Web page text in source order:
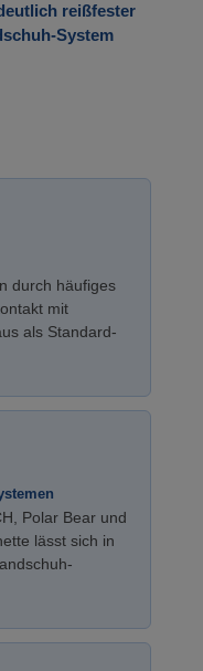
reißfester
System
durch häufiges
mit
als Standard-
Polar Bear und
lässt sich in